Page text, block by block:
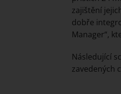
zajištění
dobře
Manager“,
Následující
zavedených